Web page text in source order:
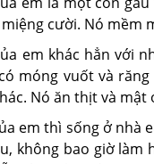
cười. Nó mềm
em khác hẳn với
móng vuốt và
Nó ăn thịt và
em thì sống ở nhà
không bao giờ làm